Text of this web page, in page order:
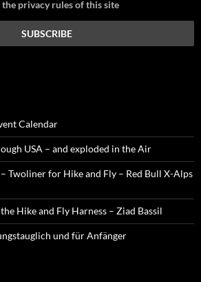
privacy rules of this site
Calendar
USA – and exploded in the Air
Twoliner for Hike and Fly – Red Bull X-Alps
Hike and Fly Harness – Ziad Bassil
und für Anfänger